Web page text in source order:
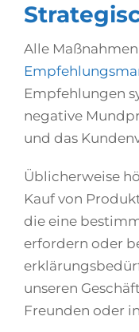
Alle
Empfehlungen
negative
und das
Üblicherweise
Kauf von
die eine
erfordern oder
unseren
Freunden oder